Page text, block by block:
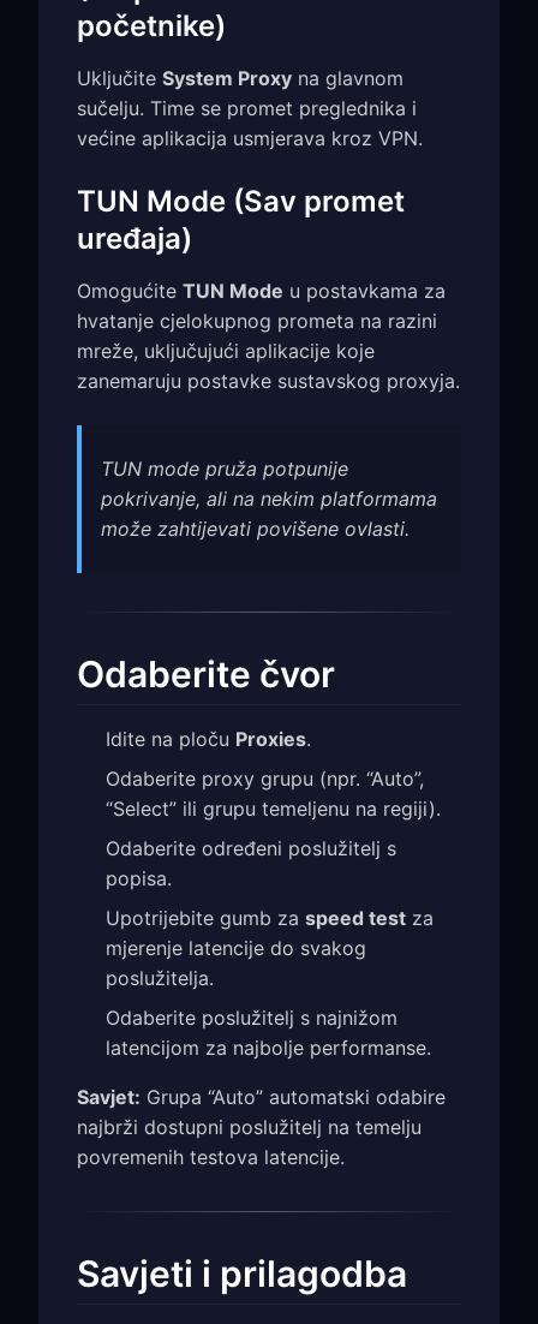
početnike)
Uključite System Proxy na glavnom
sučelju. Time se promet preglednika i
većine aplikacija usmjerava kroz VPN.
TUN Mode (Sav promet
uređaja)
Omogućite TUN Mode u postavkama za
hvatanje cjelokupnog prometa na razini
mreže, uključujući aplikacije koje
zanemaruju postavke sustavskog proxyja.
TUN mode pruža potpunije
pokrivanje, ali na nekim platformama
može zahtijevati povišene ovlasti.
Odaberite čvor
Idite na ploču Proxies.
Odaberite proxy grupu (npr. “Auto”,
“Select” ili grupu temeljenu na regiji).
Odaberite određeni poslužitelj s
popisa.
Upotrijebite gumb za speed test za
mjerenje latencije do svakog
poslužitelja.
Odaberite poslužitelj s najnižom
latencijom za najbolje performanse.
Savjet: Grupa “Auto” automatski odabire
najbrži dostupni poslužitelj na temelju
povremenih testova latencije.
Savjeti i prilagodba